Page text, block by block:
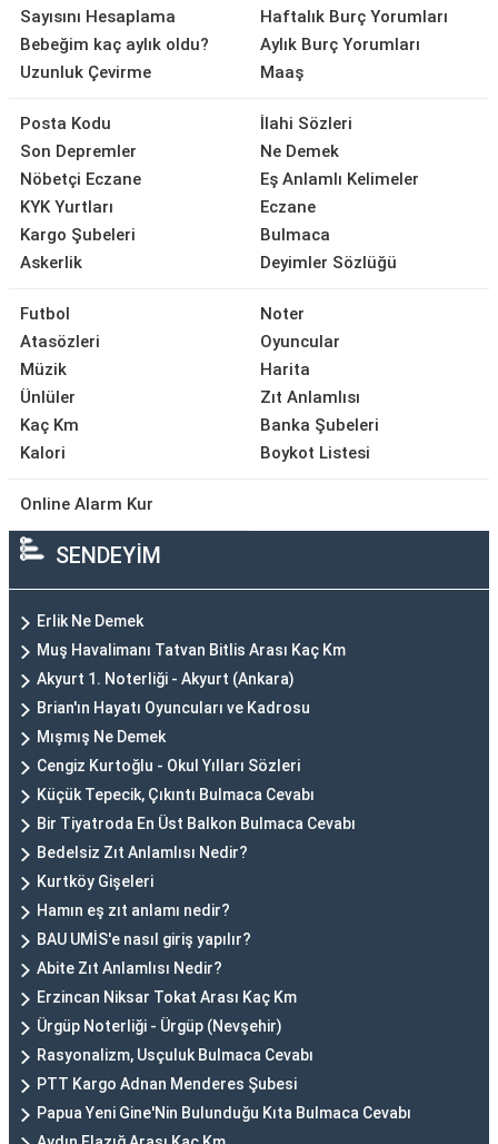
Sayısını Hesaplama
Bebeğim kaç aylık oldu?
Uzunluk Çevirme
Haftalık Burç Yorumları
Aylık Burç Yorumları
Maaş
Posta Kodu
Son Depremler
Nöbetçi Eczane
KYK Yurtları
Kargo Şubeleri
Askerlik
İlahi Sözleri
Ne Demek
Eş Anlamlı Kelimeler
Eczane
Bulmaca
Deyimler Sözlüğü
Futbol
Atasözleri
Müzik
Ünlüler
Kaç Km
Kalori
Noter
Oyuncular
Harita
Zıt Anlamlısı
Banka Şubeleri
Boykot Listesi
Online Alarm Kur
SENDEYİM
Erlik Ne Demek
Muş Havalimanı Tatvan Bitlis Arası Kaç Km
Akyurt 1. Noterliği - Akyurt (Ankara)
Brian'ın Hayatı Oyuncuları ve Kadrosu
Mışmış Ne Demek
Cengiz Kurtoğlu - Okul Yılları Sözleri
Küçük Tepecik, Çıkıntı Bulmaca Cevabı
Bir Tiyatroda En Üst Balkon Bulmaca Cevabı
Bedelsiz Zıt Anlamlısı Nedir?
Kurtköy Gişeleri
Hamın eş zıt anlamı nedir?
BAU UMİS'e nasıl giriş yapılır?
Abite Zıt Anlamlısı Nedir?
Erzincan Niksar Tokat Arası Kaç Km
Ürgüp Noterliği - Ürgüp (Nevşehir)
Rasyonalizm, Usçuluk Bulmaca Cevabı
PTT Kargo Adnan Menderes Şubesi
Papua Yeni Gine'Nin Bulunduğu Kıta Bulmaca Cevabı